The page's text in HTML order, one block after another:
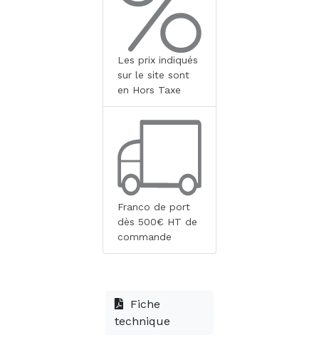
Les prix indiqués
sur le site sont
en Hors Taxe
Franco de port
dès 500€ HT de
commande
Fiche
technique